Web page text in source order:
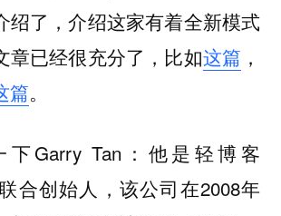
绍了，介绍这家有着全新模式
章已经很充分了，比如这篇 ，
篇。
Garry Tan：他是轻博客
合创始人，该公司在2008年